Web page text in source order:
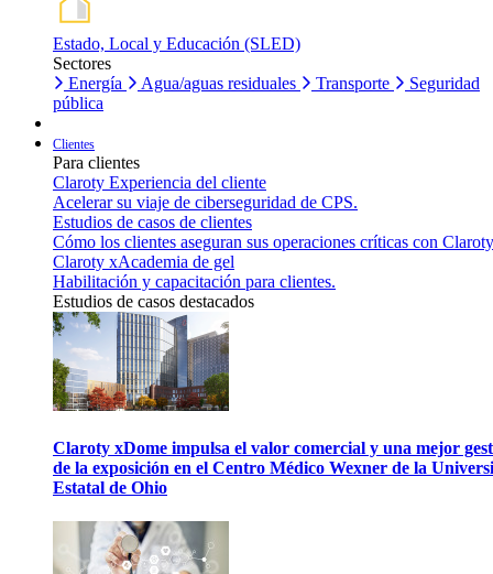
Estado, Local y Educación (SLED)
Sectores
Energía
Agua/aguas residuales Transporte
Seguridad
pública
Clientes
Para clientes
Claroty Experiencia del cliente
Acelerar su viaje de ciberseguridad de CPS.
Estudios de casos de clientes
Cómo los clientes aseguran sus operaciones críticas con
Claroty xAcademia de gel
Habilitación y capacitación para clientes.
Estudios de casos destacados
Claroty xDome impulsa el valor comercial y una mejor
de la exposición en el Centro Médico Wexner de la
Estatal de Ohio